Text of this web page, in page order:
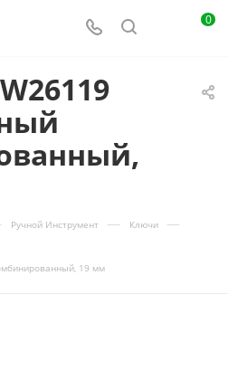
0
Ручной Инструмент — Ключи —
19 мм